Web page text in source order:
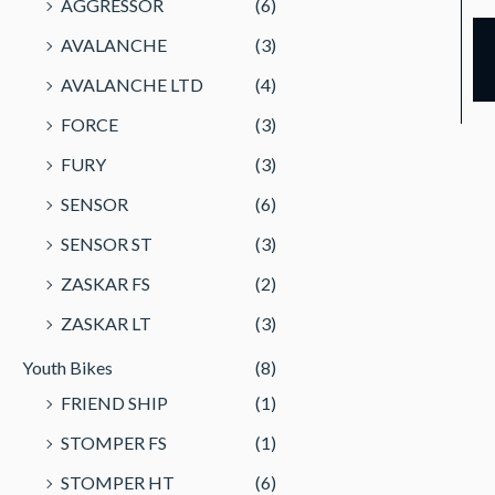
AGGRESSOR
(6)
AVALANCHE
(3)
AVALANCHE LTD
(4)
FORCE
(3)
FURY
(3)
SENSOR
(6)
SENSOR ST
(3)
ZASKAR FS
(2)
ZASKAR LT
(3)
Youth Bikes
(8)
FRIEND SHIP
(1)
STOMPER FS
(1)
STOMPER HT
(6)